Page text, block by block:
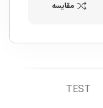
مقایسه
TEST